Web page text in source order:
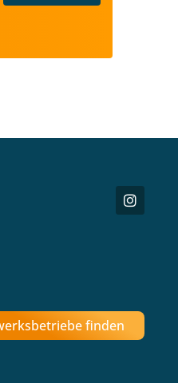
finden